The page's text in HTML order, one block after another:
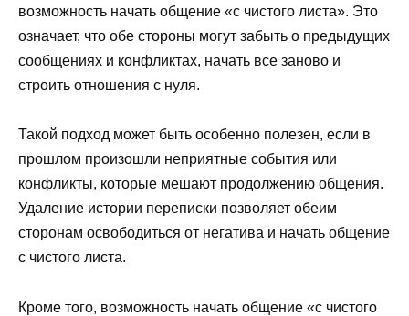
возможность начать общение «с чистого листа». Это
означает, что обе стороны могут забыть о предыдущих
сообщениях и конфликтах, начать все заново и
строить отношения с нуля.
Такой подход может быть особенно полезен, если в
прошлом произошли неприятные события или
конфликты, которые мешают продолжению общения.
Удаление истории переписки позволяет обеим
сторонам освободиться от негатива и начать общение
с чистого листа.
Кроме того, возможность начать общение «с чистого